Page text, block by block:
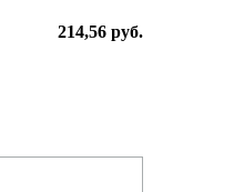
214,56 руб.